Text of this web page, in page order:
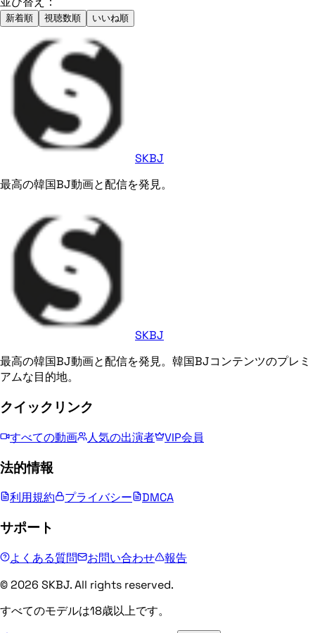
新着順 視聴数順 いいね順
SKBJ
最高の韓国BJ動画と配信を発見。
SKBJ
最高の韓国BJ動画と配信を発見。韓国BJコンテンツのプレミ
アムな目的地。
クイックリンク
すべての動画 人気の出演者 VIP会員
法的情報
利用規約 プライバシー DMCA
サポート
よくある質問 お問い合わせ
報告
© 2026 SKBJ. All rights reserved.
すべてのモデルは18歳以上です。